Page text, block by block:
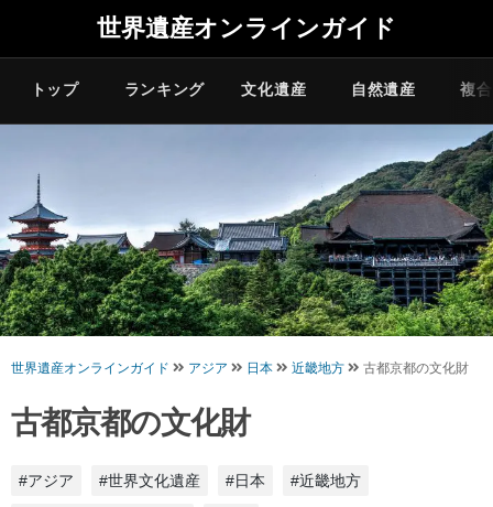
世界遺産オンラインガイド
トップ ランキング 文化遺産 自然遺産 複
世界遺産オンラインガイド アジア 日本 近畿地方 古都京都の文化財
古都京都の文化財
#アジア #世界文化遺産 #日本 #近畿地方